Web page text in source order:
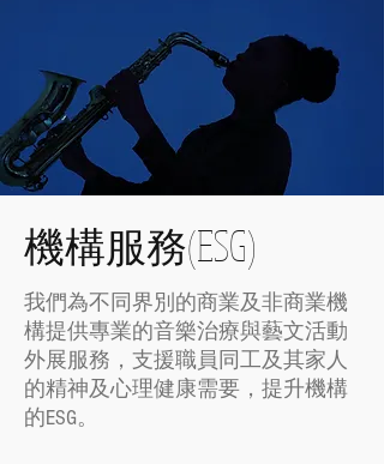
機構服務(ESG)
我們為不同界別的商業及非商業機
構提供專業的音樂治療與藝文活動
外展服務，支援職員同工及其家人
的精神及心理健康需要，提升機構
的ESG。